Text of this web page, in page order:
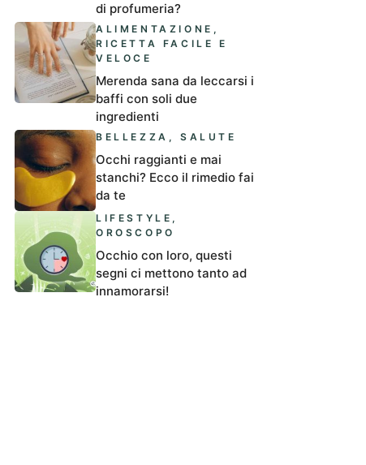
di profumeria?
ALIMENTAZIONE ,
RICETTA FACILE E
VELOCE
Merenda sana da leccarsi i
baffi con soli due
ingredienti
BELLEZZA ,SALUTE
Occhi raggianti e mai
stanchi? Ecco il rimedio fai
da te
LIFESTYLE ,
OROSCOPO
Occhio con loro, questi
segni ci mettono tanto ad
innamorarsi!